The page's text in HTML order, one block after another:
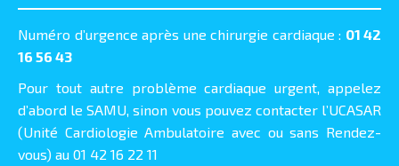
Numéro d’urgence après une chirurgie cardiaque : 01 42
16 56 43
Pour tout autre problème cardiaque urgent, appelez
d’abord le SAMU, sinon vous pouvez contacter l’UCASAR
(Unité Cardiologie Ambulatoire avec ou sans Rendez-
vous) au 01 42 16 22 11